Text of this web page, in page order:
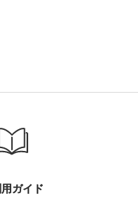
ガイド